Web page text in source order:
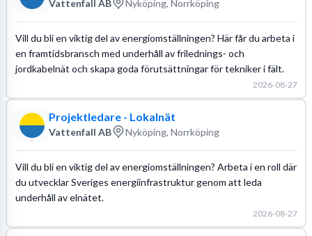
Vattenfall AB Nyköping, Norrköping
Vill du bli en viktig del av energiomställningen? Här får du arbeta i
en framtidsbransch med underhåll av frilednings- och
jordkabelnät och skapa goda förutsättningar för tekniker i fält.
2026-08-27
Projektledare - Lokalnät
Vattenfall AB Nyköping, Norrköping
Vill du bli en viktig del av energiomställningen? Arbeta i en roll där
du utvecklar Sveriges energiinfrastruktur genom att leda
underhåll av elnätet.
2026-08-27